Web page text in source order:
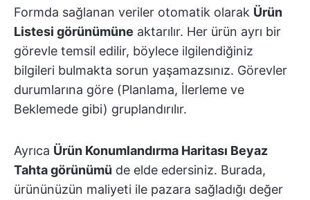
Formda sağlanan veriler otomatik olarak Ürün
Listesi görünümüne aktarılır. Her ürün ayrı bir
görevle temsil edilir, böylece ilgilendiğiniz
bilgileri bulmakta sorun yaşamazsınız. Görevler
durumlarına göre (Planlama, İlerleme ve
Beklemede gibi) gruplandırılır.
Ayrıca Ürün Konumlandırma Haritası Beyaz
Tahta görünümü de elde edersiniz. Burada,
ürününüzün maliyeti ile pazara sağladığı değer